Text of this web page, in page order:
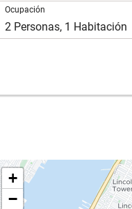
Ocupación
Ocupación
2 Personas, 1 Habitación
+
−